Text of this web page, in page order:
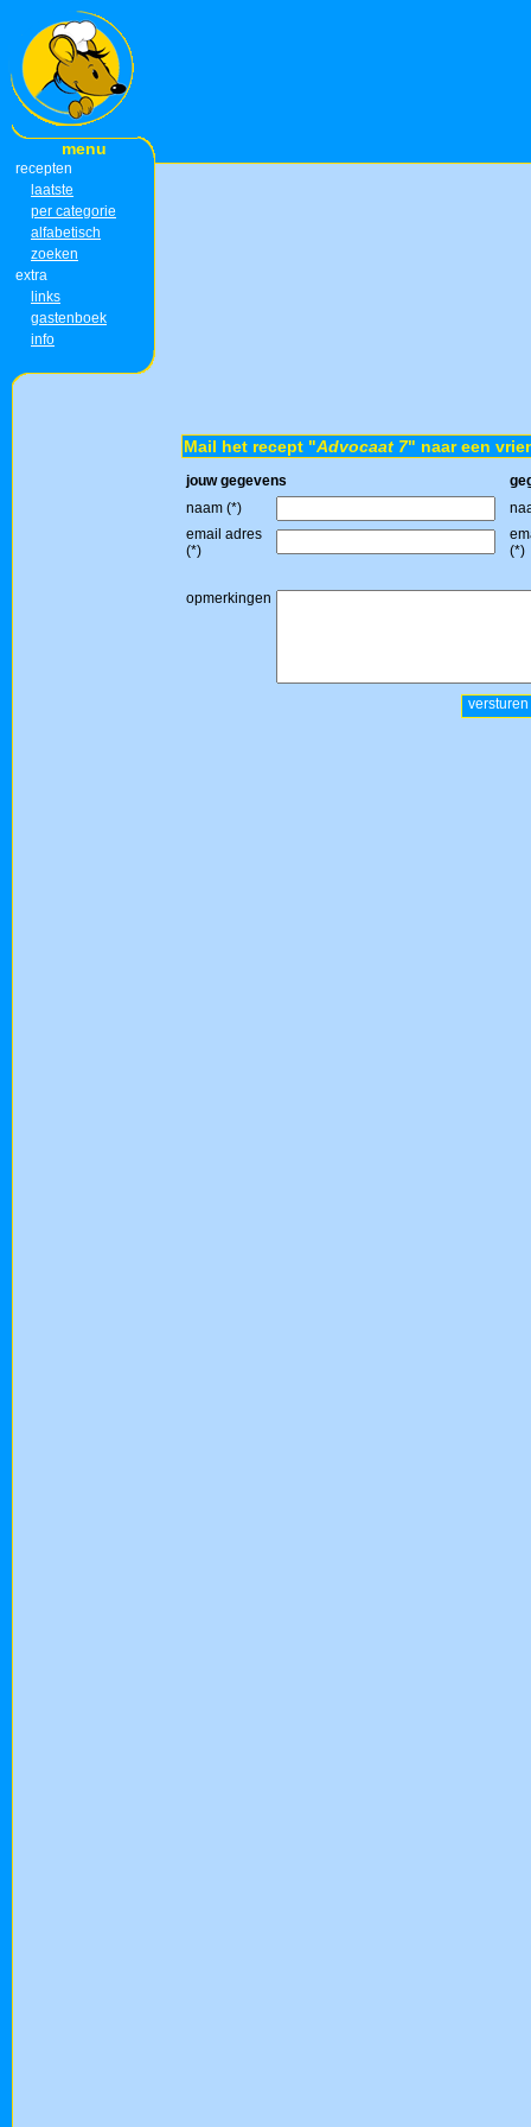
menu
recepten
laatste
per categorie
alfabetisch
zoeken
extra
links
gastenboek
info
Mail het recept "Advocaat 7" naar een
jouw gegevens
naam (*)
email adres
(*)
(*)
opmerkingen